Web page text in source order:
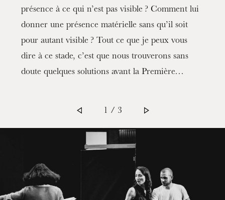
Donnerstag 20 Aug. 2026
présence à ce qui n’est pas visible ? Comment lui
donner une présence matérielle sans qu’il soit
pour autant visible ? Tout ce que je peux vous
dire à ce stade, c’est que nous trouverons sans
doute quelques solutions avant la Première…
1 / 3